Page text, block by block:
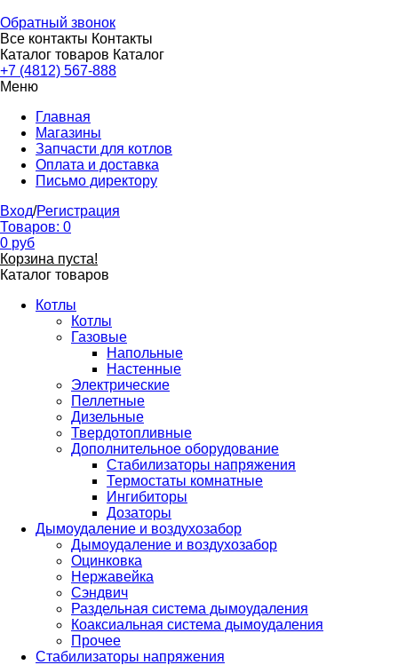
Обратный звонок
Все контакты Контакты
Каталог товаров Каталог
+7 (4812) 567-888
Меню
Главная
Магазины
Запчасти для котлов
Оплата и доставка
Письмо директору
Вход/Регистрация
Товаров: 0
0 руб
Корзина пуста!
Каталог товаров
Котлы
Котлы
Газовые
Напольные
Настенные
Электрические
Пеллетные
Дизельные
Твердотопливные
Дополнительное оборудование
Стабилизаторы напряжения
Термостаты комнатные
Ингибиторы
Дозаторы
Дымоудаление и воздухозабор
Дымоудаление и воздухозабор
Оцинковка
Нержавейка
Сэндвич
Раздельная система дымоудаления
Коаксиальная система дымоудаления
Прочее
Стабилизаторы напряжения